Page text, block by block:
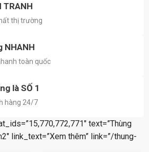
TRANH
thị trường
NHANH
toàn quốc
là SỐ 1
hàng 24/7
text=”Thùng
link_text=”Xem thêm” link=”/thung-